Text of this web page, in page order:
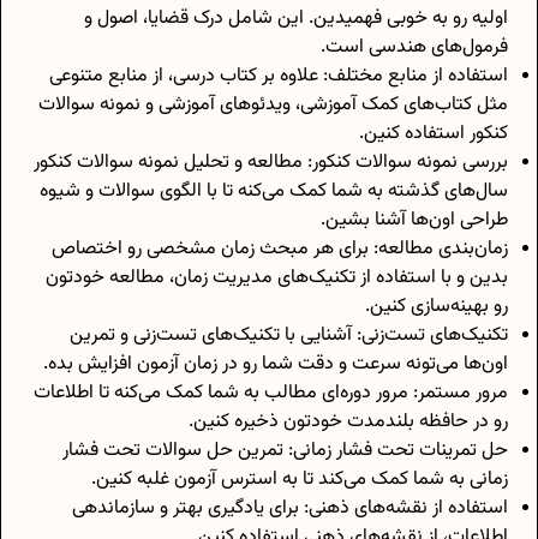
اولیه رو به خوبی فهمیدین. این شامل درک قضایا، اصول و
فرمول‌های هندسی است.
استفاده از منابع مختلف: علاوه بر کتاب درسی، از منابع متنوعی
مثل کتاب‌های کمک آموزشی، ویدئوهای آموزشی و نمونه سوالات
کنکور استفاده کنین.
بررسی نمونه سوالات کنکور: مطالعه و تحلیل نمونه سوالات کنکور
سال‌های گذشته به شما کمک می‌کنه تا با الگوی سوالات و شیوه
طراحی اون‌ها آشنا بشین.
زمان‌بندی مطالعه: برای هر مبحث زمان مشخصی رو اختصاص
بدین و با استفاده از تکنیک‌های مدیریت زمان، مطالعه خودتون
رو بهینه‌سازی کنین.
تکنیک‌های تست‌زنی: آشنایی با تکنیک‌های تست‌زنی و تمرین
اون‌ها می‌تونه سرعت و دقت شما رو در زمان آزمون افزایش بده.
مرور مستمر: مرور دوره‌ای مطالب به شما کمک می‌کنه تا اطلاعات
رو در حافظه بلندمدت خودتون ذخیره کنین.
حل تمرینات تحت فشار زمانی: تمرین حل سوالات تحت فشار
زمانی به شما کمک می‌کند تا به استرس آزمون غلبه کنین.
استفاده از نقشه‌های ذهنی: برای یادگیری بهتر و سازماندهی